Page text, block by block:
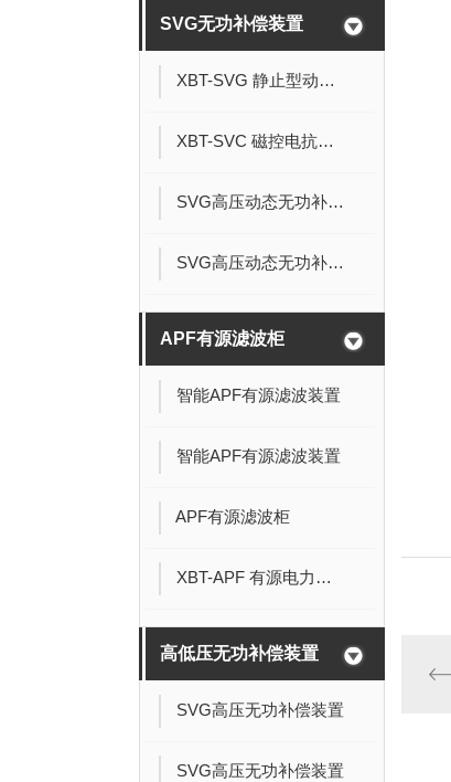
SVG无功补偿装置
XBT-SVG 静止型动态无功发生器
XBT-SVC 磁控电抗器( MCR )型无功补偿装置
SVG高压动态无功补偿装置
SVG高压动态无功补偿装置
APF有源滤波柜
智能APF有源滤波装置
智能APF有源滤波装置
APF有源滤波柜
XBT-APF 有源电力滤波器
高低压无功补偿装置
SVG高压无功补偿装置
SVG高压无功补偿装置